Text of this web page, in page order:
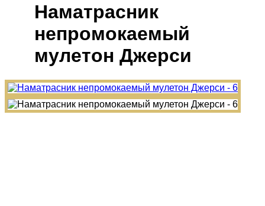
Наматрасник
непромокаемый
мулетон Джерси